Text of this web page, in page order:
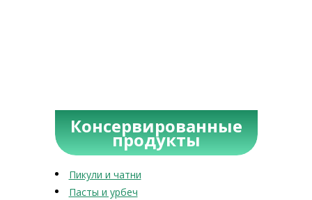
Консервированные
продукты
Пикули и чатни
Пасты и урбеч